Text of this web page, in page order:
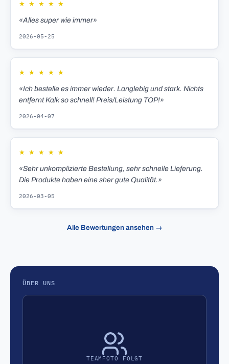
★ ★ ★ ★ ★
«Alles super wie immer»
2026-05-25
★ ★ ★ ★ ★
«Ich bestelle es immer wieder. Langlebig und stark. Nichts
entfernt Kalk so schnell! Preis/Leistung TOP!»
2026-04-07
★ ★ ★ ★ ★
«Sehr unkomplizierte Bestellung, sehr schnelle Lieferung.
Die Produkte haben eine sher gute Qualität.»
2026-03-05
Alle Bewertungen ansehen →
ÜBER UNS
TEAMFOTO FOLGT